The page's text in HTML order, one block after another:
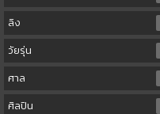
ลิง
วัยรุ่น
ศาล
ศิลปิน